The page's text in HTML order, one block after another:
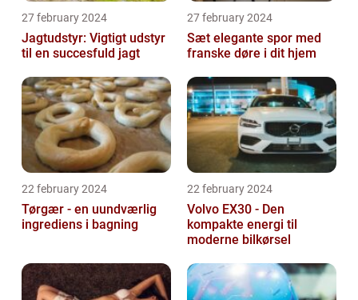
27 february 2024
Jagtudstyr: Vigtigt udstyr
til en succesfuld jagt
27 february 2024
Sæt elegante spor med
franske døre i dit hjem
22 february 2024
Tørgær - en uundværlig
ingrediens i bagning
22 february 2024
Volvo EX30 - Den
kompakte energi til
moderne bilkørsel